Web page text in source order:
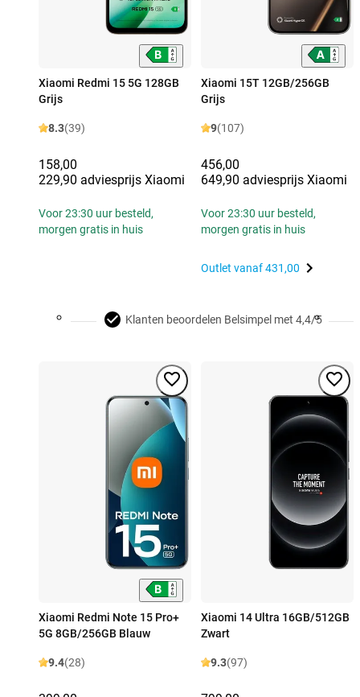
Xiaomi Redmi 15 5G 128GB
Grijs
8.3(39)
158,00
229,90 adviesprijs Xiaomi
Voor 23:30 uur besteld,
morgen gratis in huis
Xiaomi 15T 12GB/256GB
Grijs
9(107)
456,00
649,90 adviesprijs Xiaomi
Voor 23:30 uur besteld,
morgen gratis in huis
Outlet vanaf431,00
Klanten beoordelen Belsimpel met 4,4/5
Xiaomi Redmi Note 15 Pro+
5G 8GB/256GB Blauw
9.4(28)
Xiaomi 14 Ultra 16GB/512GB
Zwart
9.3(97)